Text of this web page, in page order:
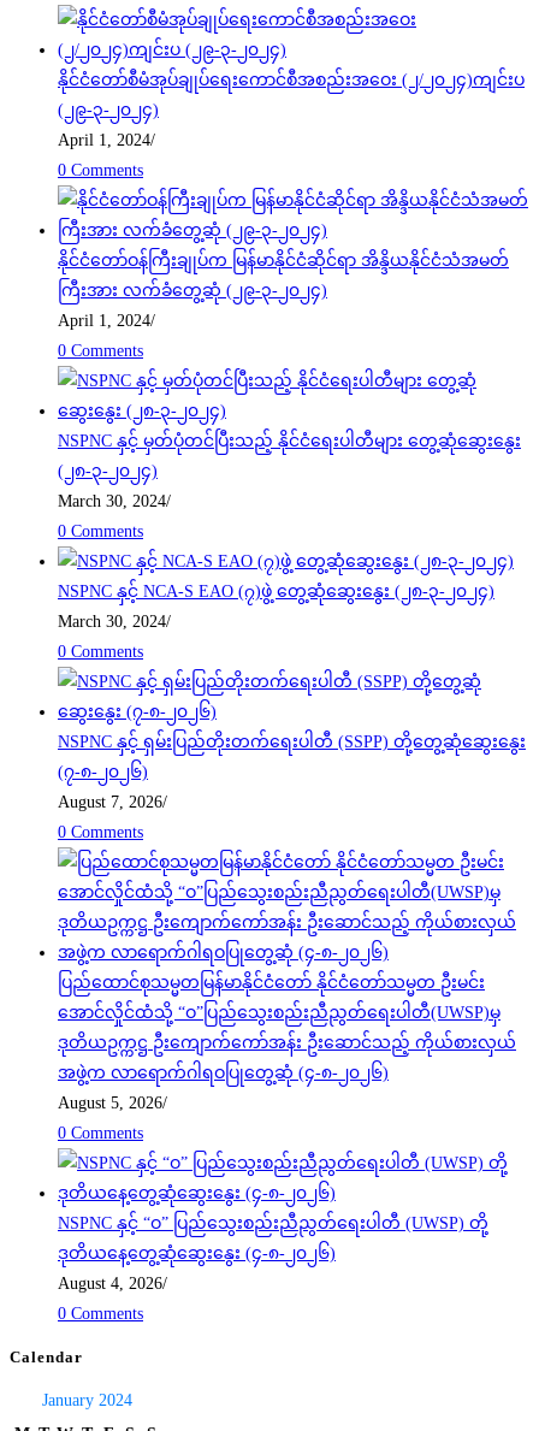
နိုင်ငံတော်စီမံအုပ်ချုပ်ရေးကောင်စီအစည်းအဝေး (၂/၂၀၂၄)ကျင်းပ
(၂၉-၃-၂၀၂၄)
April 1, 2024/
0 Comments
နိုင်ငံတော်ဝန်ကြီးချုပ်က မြန်မာနိုင်ငံဆိုင်ရာ အိန္ဒိယနိုင်ငံသံအမတ်
ကြီးအား လက်ခံတွေ့ဆုံ (၂၉-၃-၂၀၂၄)
April 1, 2024/
0 Comments
NSPNC နှင့် မှတ်ပုံတင်ပြီးသည့် နိုင်ငံရေးပါတီများ တွေ့ဆုံဆွေးနွေး
(၂၈-၃-၂၀၂၄)
March 30, 2024/
0 Comments
NSPNC နှင့် NCA-S EAO (၇)ဖွဲ့ တွေ့ဆုံဆွေးနွေး (၂၈-၃-၂၀၂၄)
March 30, 2024/
0 Comments
NSPNC နှင့် ရှမ်းပြည်တိုးတက်ရေးပါတီ (SSPP) တို့တွေ့ဆုံဆွေးနွေး
(၇-၈-၂၀၂၆)
August 7, 2026/
0 Comments
ပြည်ထောင်စုသမ္မတမြန်မာနိုင်ငံတော် နိုင်ငံတော်သမ္မတ ဦးမင်း
အောင်လှိုင်ထံသို့ “ဝ”ပြည်သွေးစည်းညီညွတ်ရေးပါတီ(UWSP)မှ
ဒုတိယဥက္ကဋ္ဌ ဦးကျောက်ကော်အန်း ဦးဆောင်သည့် ကိုယ်စားလှယ်
အဖွဲ့က လာရောက်ဂါရဝပြုတွေ့ဆုံ (၄-၈-၂၀၂၆)
August 5, 2026/
0 Comments
NSPNC နှင့် “ဝ” ပြည်သွေးစည်းညီညွတ်ရေးပါတီ (UWSP) တို့
ဒုတိယနေ့တွေ့ဆုံဆွေးနွေး (၄-၈-၂၀၂၆)
August 4, 2026/
0 Comments
Calendar
January 2024